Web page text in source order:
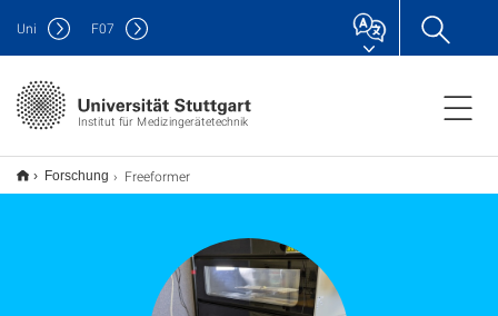
Institut für Medizingerätetechnik
Uni F07
Forschung Freeformer